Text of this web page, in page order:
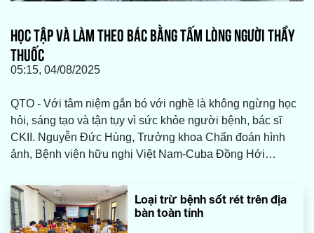
HỌC TẬP VÀ LÀM THEO BÁC BẰNG TẤM LÒNG NGƯỜI THẦY
THUỐC
05:15, 04/08/2025
QTO - Với tâm niệm gắn bó với nghề là không ngừng học
hỏi, sáng tạo và tận tụy vì sức khỏe người bệnh, bác sĩ
CKII. Nguyễn Đức Hùng, Trưởng khoa Chẩn đoán hình
ảnh, Bệnh viện hữu nghị Việt Nam-Cuba Đồng Hới
việc rèn luyện chuyên môn, nâng cao y đức.
Loại trừ bệnh sốt rét trên địa
bàn toàn tỉnh